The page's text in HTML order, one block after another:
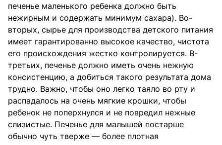
печенье маленького ребенка должно быть
нежирным и содержать минимум сахара). Во-
вторых, сырье для производства детского питания
имеет гарантированно высокое качество, чистота
его происхождения жестко контролируется. В-
третьих, печенье должно иметь очень нежную
консистенцию, а добиться такого результата дома
трудно. Важно, чтобы оно легко таяло во рту и
распадалось на очень мягкие крошки, чтобы
ребенок не поперхнулся и не повредил нежные
слизистые. Печенье для малышей постарше
обычно чуть тверже — более плотная